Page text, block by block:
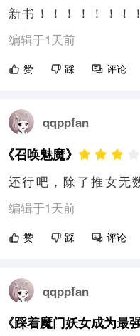
新书！！！！！！！
编辑于1天前
赞 踩 评论
qqppfan
《召唤魅魔》
还行吧，除了推女无
编辑于1天前
赞 踩 评论
qqppfan
《踩着魔门妖女成为最